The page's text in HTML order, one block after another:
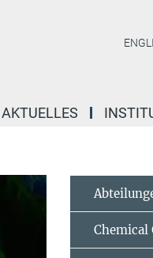
AKTUELLES
Chemical